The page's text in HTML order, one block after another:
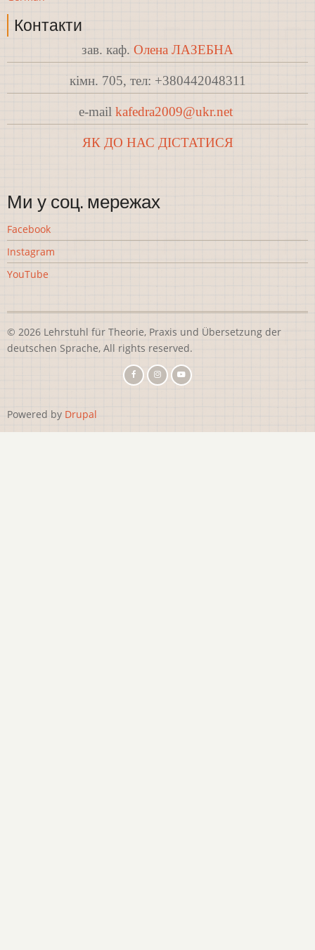
Контакти
зав. каф. Олена ЛАЗЕБНА
кімн. 705, тел: +380442048311
e-mail kafedra2009@ukr.net
ЯК ДО НАС ДІСТАТИСЯ
Ми у соц. мережах
Facebook
Instagram
YouTube
© 2026 Lehrstuhl für Theorie, Praxis und Übersetzung der
deutschen Sprache, All rights reserved.
Powered by Drupal